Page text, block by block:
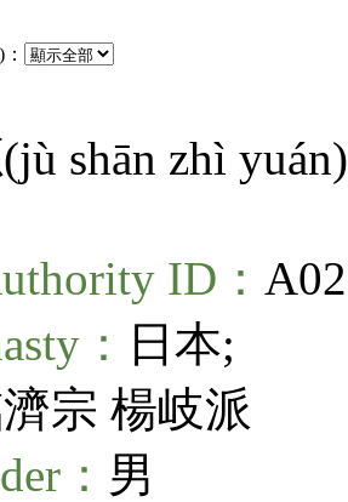
jù shān zhì yuán)
ID：
：
日本;
宗 楊岐派
： 男